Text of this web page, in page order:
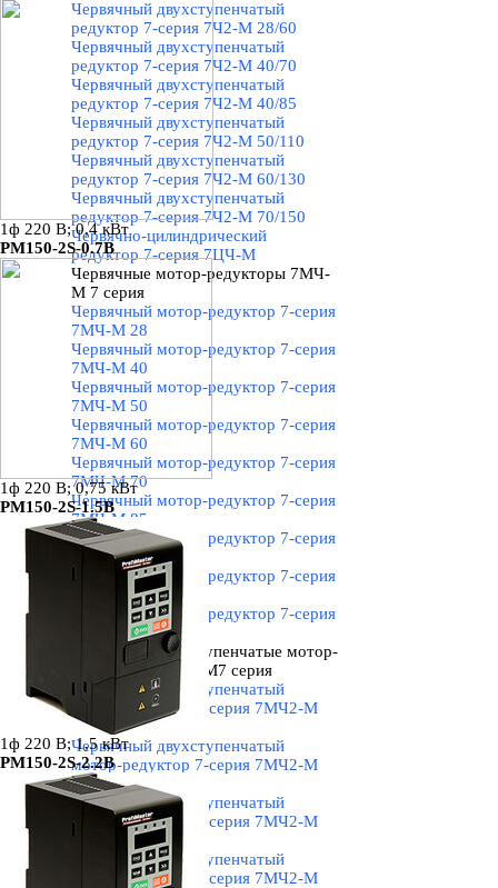
Червячный двухступенчатый
редуктор 7-серия 7Ч2-М 28/60
Червячный двухступенчатый
редуктор 7-серия 7Ч2-М 40/70
Червячный двухступенчатый
редуктор 7-серия 7Ч2-М 40/85
Червячный двухступенчатый
редуктор 7-серия 7Ч2-М 50/110
Червячный двухступенчатый
редуктор 7-серия 7Ч2-М 60/130
Червячный двухступенчатый
редуктор 7-серия 7Ч2-М 70/150
Червячно-цилиндрический
редуктор 7-серия 7ЦЧ-М
Червячные мотор-редукторы 7МЧ-
М 7 серия
Червячный мотор-редуктор 7-серия
7МЧ-М 28
Червячный мотор-редуктор 7-серия
7МЧ-М 40
Червячный мотор-редуктор 7-серия
7МЧ-М 50
Червячный мотор-редуктор 7-серия
7МЧ-М 60
Червячный мотор-редуктор 7-серия
7МЧ-М 70
Червячный мотор-редуктор 7-серия
7МЧ-М 85
Червячный мотор-редуктор 7-серия
7МЧ-М 110
Червячный мотор-редуктор 7-серия
7МЧ-М 130
Червячный мотор-редуктор 7-серия
7МЧ-М 150
Червячные двухступенчатые мотор-
редукторы 7МЧ2-М7 серия
Червячный двухступенчатый
мотор-редуктор 7-серия 7МЧ2-М
28/28
Червячный двухступенчатый
мотор-редуктор 7-серия 7МЧ2-М
28/40
Червячный двухступенчатый
мотор-редуктор 7-серия 7МЧ2-М
28/50
Червячный двухступенчатый
мотор-редуктор 7-серия 7МЧ2-М
1ф 220 В; 0,4 кВт
PM150-2S-0.7B
1ф 220 В; 0,75 кВт
PM150-2S-1.5B
1ф 220 В; 1,5 кВт
PM150-2S-2.2B